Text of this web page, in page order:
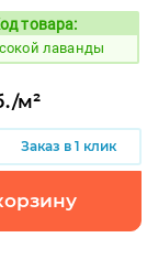
1111416
товара:
лаванды
м²
Заказ в 1 клик